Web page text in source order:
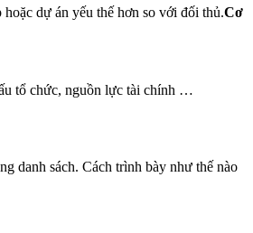
dự án yếu thế hơn so với đối thủ.Cơ
tổ chức, nguồn lực tài chính …
danh sách. Cách trình bày như thế nào